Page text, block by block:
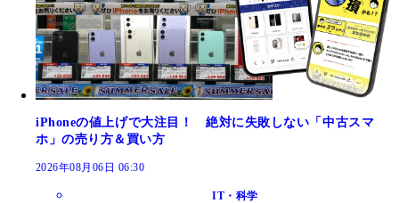
iPhoneの値上げで大注目！ 絶対に失敗しない「中古スマ
ホ」の売り方＆買い方
2026年08月06日 06:30
IT・科学